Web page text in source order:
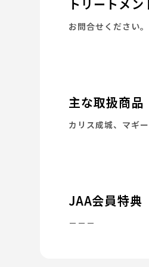
トリートメ
お問合せください。
主な取扱商品
カリス成城、マギ
JAA会員特典
－－－